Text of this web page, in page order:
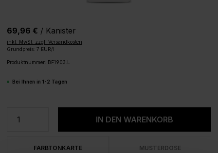
69,96 € / Kanister
inkl. MwSt. zzgl. Versandkosten
Grundpreis: 7 EUR/l
Produktnummer: BF1903.L
Bei Ihnen in 1-2 Tagen
Produkt Anzahl: Gib den gewünschten
IN DEN WARENKORB
FARBTONKARTE MUSTERDOSE